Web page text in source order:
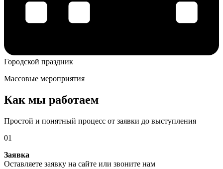
Городской праздник
Массовые мероприятия
Как мы работаем
Простой и понятный процесс от заявки до выступления
01
Заявка
Оставляете заявку на сайте или звоните нам